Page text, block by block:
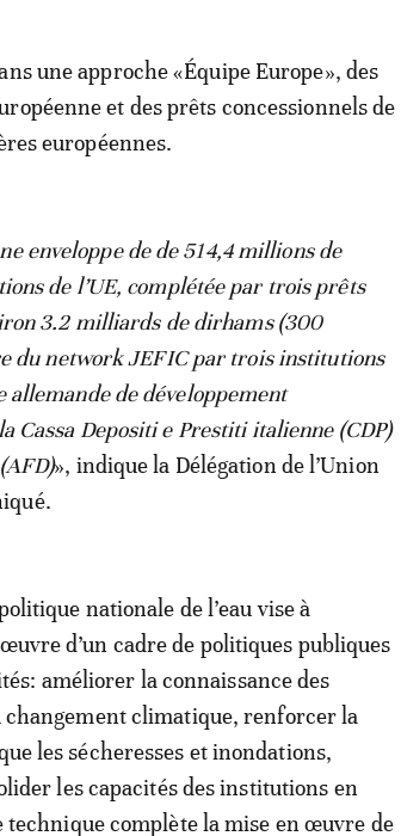
une approche «Équipe Europe», des
et des prêts concessionnels de
européennes.
enveloppe de de 514,4 millions de
de l’UE, complétée par trois prêts
3.2 milliards de dirhams (300
du network JEFIC par trois institutions
allemande de développement
Depositi e Prestiti italienne (CDP)
», indique la Délégation de l’Union
nationale de l’eau vise à
d’un cadre de politiques publiques
améliorer la connaissance des
climatique, renforcer la
les sécheresses et inondations,
les capacités des institutions en
technique complète la mise en œuvre de